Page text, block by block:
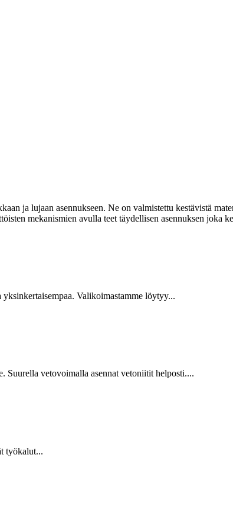
ja lujaan asennukseen. Ne on valmistettu kestävistä
mekanismien avulla teet täydellisen asennuksen joka
Valikoimastamme löytyy...
Suurella vetovoimalla asennat vetoniitit helposti....
työkalut...